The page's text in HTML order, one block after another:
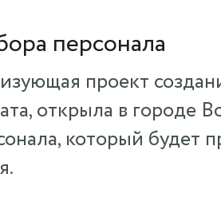
персонала
проект
открыла в городе
который будет